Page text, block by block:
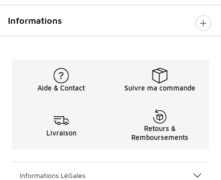
Informations
Aide & Contact Suivre ma commande
Livraison
Retours &
Remboursements
Informations LéGales